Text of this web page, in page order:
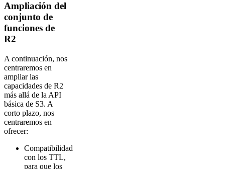
Ampliación del
conjunto de
funciones de
R2
A continuación, nos
centraremos en
ampliar las
capacidades de R2
más allá de la API
básica de S3. A
corto plazo, nos
centraremos en
ofrecer:
Compatibilidad
con los TTL,
para que los